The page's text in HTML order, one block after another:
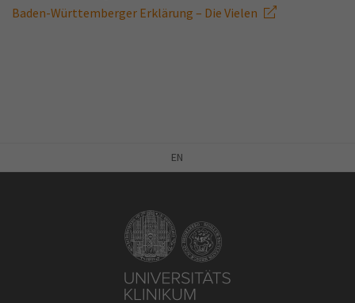
Baden-Württemberger Erklärung – Die Vielen
EN